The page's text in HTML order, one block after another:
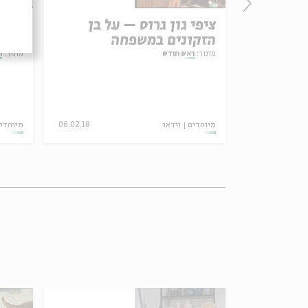
מתוך:
ציפי גון גרוס – על בן
הזקונים במשפחה
מתוך: ראש חודש
מיוחדים וידאו 06.02.18